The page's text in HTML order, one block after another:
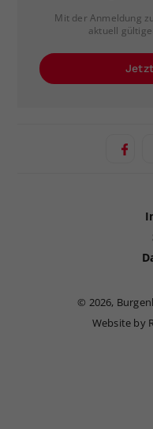
Mit der Anmeldung
aktuell
© 2026,
Website by